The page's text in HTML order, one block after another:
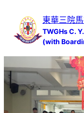
容
東華三院
TWGHs C.
(with